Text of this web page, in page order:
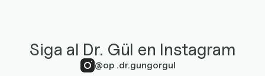
Siga al Dr. Gül en Instagram
@op .dr.gungorgul